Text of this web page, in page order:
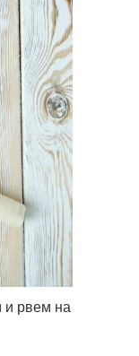
и рвем на